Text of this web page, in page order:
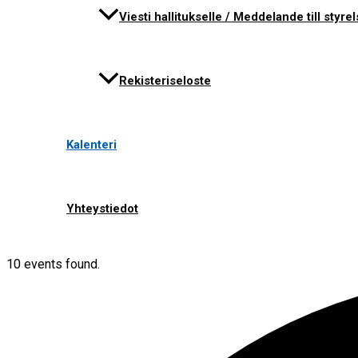
Viesti hallitukselle / Meddelande till
Rekisteriseloste
Kalenteri
Yhteystiedot
10 events found.